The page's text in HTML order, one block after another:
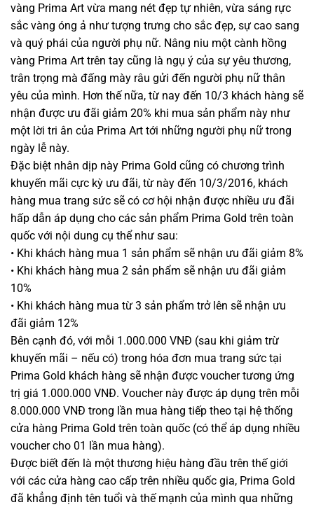
vàng Prima Art vừa mang nét đẹp tự nhiên, vừa sáng rực
sắc vàng óng ả như tượng trưng cho sắc đẹp, sự cao sang
và quý phái của người phụ nữ. Nâng niu một cành hồng
vàng Prima Art trên tay cũng là ngụ ý của sự yêu thương,
trân trọng mà đấng mày râu gửi đến người phụ nữ thân
yêu của mình. Hơn thế nữa, từ nay đến 10/3 khách hàng sẽ
nhận được ưu đãi giảm 20% khi mua sản phẩm này như
một lời tri ân của Prima Art tới những người phụ nữ trong
ngày lễ này.
Đặc biệt nhân dịp này Prima Gold cũng có chương trình
khuyến mãi cực kỳ ưu đãi, từ này đến 10/3/2016, khách
hàng mua trang sức sẽ có cơ hội nhận được nhiều ưu đãi
hấp dẫn áp dụng cho các sản phẩm Prima Gold trên toàn
quốc với nội dung cụ thể như sau:
• Khi khách hàng mua 1 sản phẩm sẽ nhận ưu đãi giảm 8%
• Khi khách hàng mua 2 sản phẩm sẽ nhận ưu đãi giảm
10%
• Khi khách hàng mua từ 3 sản phẩm trở lên sẽ nhận ưu
đãi giảm 12%
Bên cạnh đó, với mỗi 1.000.000 VNĐ (sau khi giảm trừ
khuyến mãi – nếu có) trong hóa đơn mua trang sức tại
Prima Gold khách hàng sẽ nhận được voucher tương ứng
trị giá 1.000.000 VNĐ. Voucher này được áp dụng trên mỗi
8.000.000 VNĐ trong lần mua hàng tiếp theo tại hệ thống
cửa hàng Prima Gold trên toàn quốc (có thể áp dụng nhiều
voucher cho 01 lần mua hàng).
Được biết đến là một thương hiệu hàng đầu trên thế giới
với các cửa hàng cao cấp trên nhiều quốc gia, Prima Gold
đã khẳng định tên tuổi và thế mạnh của mình qua những